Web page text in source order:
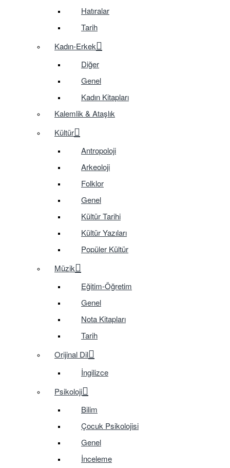
Hatıralar
Tarih
Kadın-Erkek
Diğer
Genel
Kadın Kitapları
Kalemlik & Ataşlık
Kültür
Antropoloji
Arkeoloji
Folklor
Genel
Kültür Tarihi
Kültür Yazıları
Popüler Kültür
Müzik
Eğitim-Öğretim
Genel
Nota Kitapları
Tarih
Orijinal Dil
İngilizce
Psikoloji
Bilim
Çocuk Psikolojisi
Genel
İnceleme